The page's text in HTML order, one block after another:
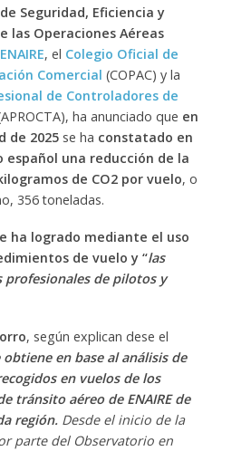
Seguridad, Eficiencia y
las Operaciones Aéreas
ENAIRE, el Colegio Oficial de
Comercial (COPAC) y la
de Controladores de
ha anunciado que en
de 2025se ha constatado en
español una reducción de la
de CO2 por vuelo, o
356 toneladas.
ha logrado mediante el uso
de vuelo y “las
profesionales de pilotos y
, según explican dese el
obtiene en base al análisis de
en vuelos de los
tránsito aéreo de ENAIRE de
región.Desde el inicio de la
parte del Observatorio en